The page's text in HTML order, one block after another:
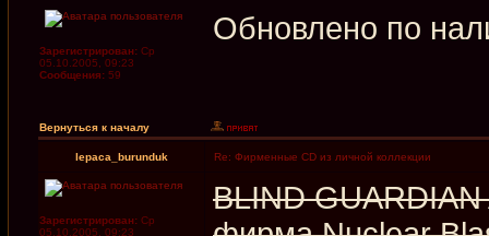
Зарегистрирован: Ср
05.10.2005, 09:23
Сообщения: 59
Обновлено по
Вернуться к началу
lepaca_burunduk Re: Фирменные CD из личной коллекции
Зарегистрирован: Ср
05.10.2005, 09:23
BLIND